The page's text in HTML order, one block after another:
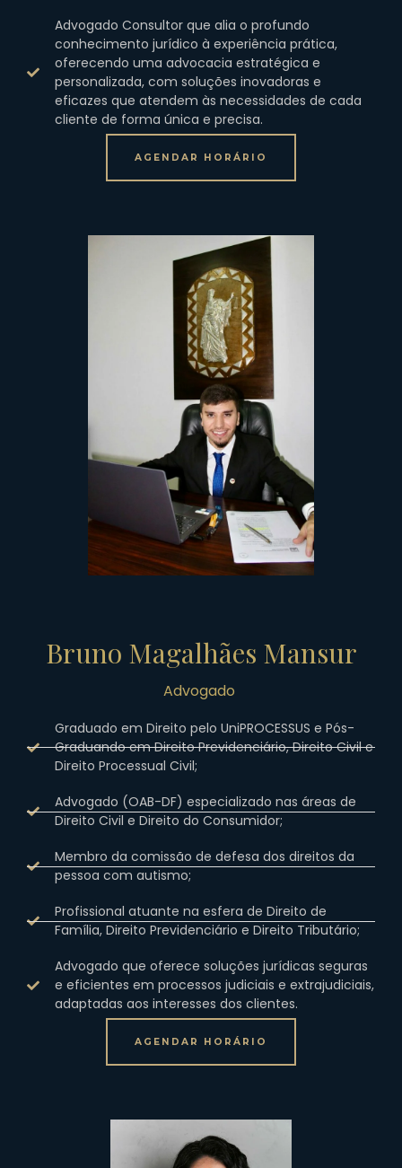
Advogado Consultor que alia o profundo
conhecimento jurídico à experiência prática,
oferecendo uma advocacia estratégica e
personalizada, com soluções inovadoras e
eficazes que atendem às necessidades de cada
cliente de forma única e precisa.
AGENDAR HORÁRIO
Bruno Magalhães Mansur
Advogado
Graduado em Direito pelo UniPROCESSUS e Pós-
Graduando em Direito Previdenciário, Direito Civil e
Direito Processual Civil;
Advogado (OAB-DF) especializado nas áreas de
Direito Civil e Direito do Consumidor;
Membro da comissão de defesa dos direitos da
pessoa com autismo;
Profissional atuante na esfera de Direito de
Família, Direito Previdenciário e Direito Tributário;
Advogado que oferece soluções jurídicas seguras
e eficientes em processos judiciais e extrajudiciais,
adaptadas aos interesses dos clientes.
AGENDAR HORÁRIO